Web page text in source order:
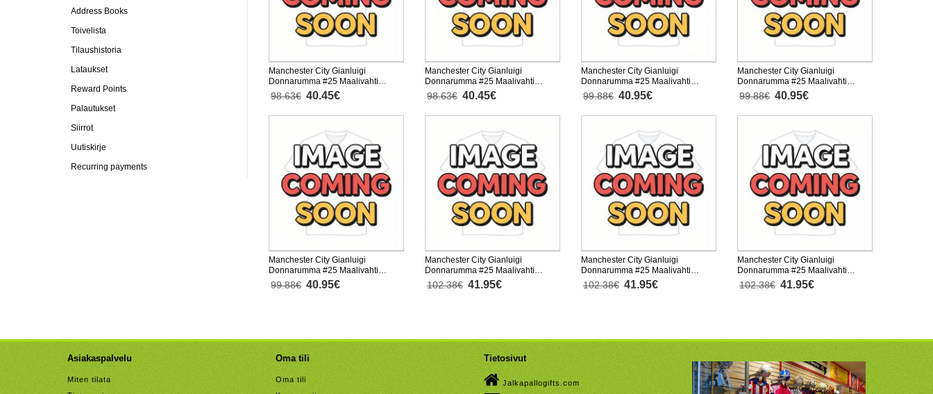
Address Books
Toivelista
Tilaushistoria
Lataukset
Reward Points
Palautukset
Siirrot
Uutiskirje
Recurring payments
Manchester City Gianluigi
Donnarumma #25 Maalivahti
Vieras Peliasu Lasten 2025-26
Pitkähihainen (+ Lyhyet housut)
98.63€ 40.45€
Manchester City Gianluigi
Donnarumma #25 Maalivahti
Kolmas Peliasu Lasten 2025-26
Pitkähihainen (+ Lyhyet housut)
98.63€ 40.45€
Manchester City Gianluigi
Donnarumma #25 Maalivahti
Kotipaita 2025-26 Lyhythihainen
99.88€ 40.95€
Manchester City Gianluigi
Donnarumma #25 Maalivahti
Vieraspaita 2025-26 Lyhythihainen
99.88€ 40.95€
Manchester City Gianluigi
Donnarumma #25 Maalivahti
Kolmaspaita 2025-26
Lyhythihainen
99.88€ 40.95€
Manchester City Gianluigi
Donnarumma #25 Maalivahti
Kotipaita 2025-26 Pitkähihainen
102.38€ 41.95€
Manchester City Gianluigi
Donnarumma #25 Maalivahti
Vieraspaita 2025-26 Pitkähihainen
102.38€ 41.95€
Manchester City Gianluigi
Donnarumma #25 Maalivahti
Kolmaspaita 2025-26 Pitkähihainen
102.38€ 41.95€
Asiakaspalvelu
Miten tilata
Oma tili
Oma tili
Tietosivut
Jalkapallogifts.com